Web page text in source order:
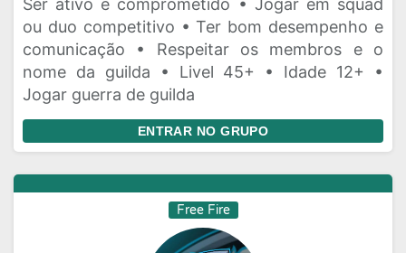
Ser ativo e comprometido • Jogar em squad
ou duo competitivo • Ter bom desempenho e
comunicação • Respeitar os membros e o
nome da guilda • Livel 45+ • Idade 12+ •
Jogar guerra de guilda
ENTRAR NO GRUPO
Free Fire